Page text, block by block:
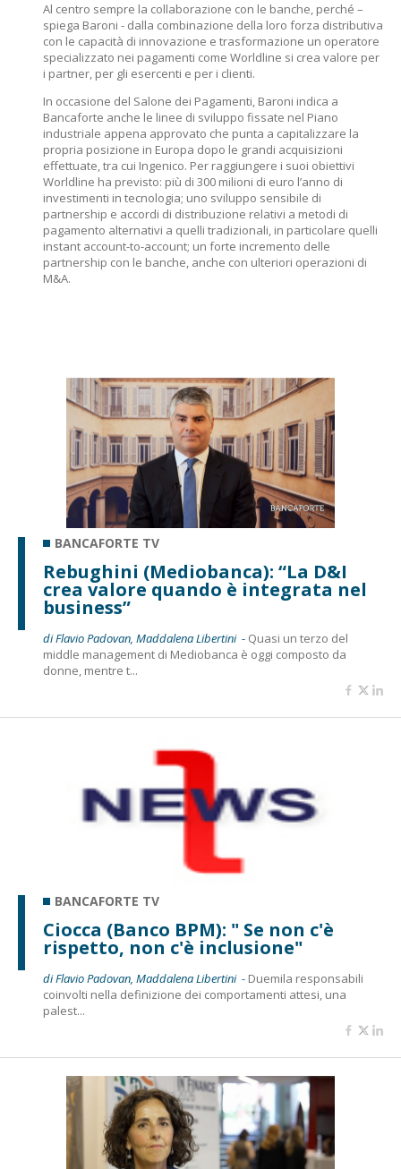
Al centro sempre la collaborazione con le banche, perché –
spiega Baroni - dalla combinazione della loro forza distributiva
con le capacità di innovazione e trasformazione un operatore
specializzato nei pagamenti come Worldline si crea valore per
i partner, per gli esercenti e per i clienti.
In occasione del Salone dei Pagamenti, Baroni indica a
Bancaforte anche le linee di sviluppo fissate nel Piano
industriale appena approvato che punta a capitalizzare la
propria posizione in Europa dopo le grandi acquisizioni
effettuate, tra cui Ingenico. Per raggiungere i suoi obiettivi
Worldline ha previsto: più di 300 milioni di euro l’anno di
investimenti in tecnologia; uno sviluppo sensibile di
partnership e accordi di distribuzione relativi a metodi di
pagamento alternativi a quelli tradizionali, in particolare quelli
instant account-to-account; un forte incremento delle
partnership con le banche, anche con ulteriori operazioni di
M&A.
BANCAFORTE TV
Rebughini (Mediobanca): “La D&I
crea valore quando è integrata nel
business”
di Flavio Padovan, Maddalena Libertini - Quasi un terzo del
middle management di Mediobanca è oggi composto da
donne, mentre t...
BANCAFORTE TV
Ciocca (Banco BPM): " Se non c'è
rispetto, non c'è inclusione"
di Flavio Padovan, Maddalena Libertini - Duemila responsabili
coinvolti nella definizione dei comportamenti attesi, una
palest...